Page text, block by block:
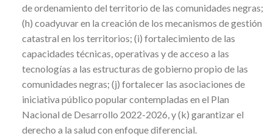
de ordenamiento del territorio de las comunidades negras;
(h) coadyuvar en la creación de los mecanismos de gestión
catastral en los territorios; (i) fortalecimiento de las
capacidades técnicas, operativas y de acceso a las
tecnologías a las estructuras de gobierno propio de las
comunidades negras; (j) fortalecer las asociaciones de
iniciativa público popular contempladas en el Plan
Nacional de Desarrollo 2022-2026, y (k) garantizar el
derecho a la salud con enfoque diferencial.